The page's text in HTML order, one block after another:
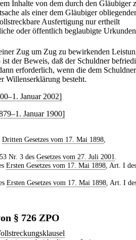
Inhalte von dem durch den Gläubiger
als einer dem Gläubiger
Ausfertigung nur ertheilt
oder öffentlich beglaubigte Urkunden
Zug um Zug zu bewirkenden
der Beweis, daß der Schuldner
erforderlich, wenn die dem Schuldner
Willenserklärung besteht.
Januar 2002]
Januar 1900]
Dritten Gesetzes vom 17. Mai 1898,
Nr. 3 des Gesetzes vom 27. Juli 2001.
Ersten Gesetzes vom 17. Mai 1898, Art. I des
Ersten Gesetzes vom 17. Mai 1898, Art. I
§ 726 ZPO